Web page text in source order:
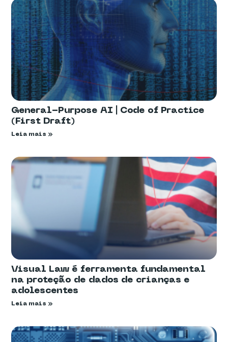
General-Purpose AI | Code of Practice
(First Draft)
Leia mais »
Visual Law é ferramenta fundamental
na proteção de dados de crianças e
adolescentes
Leia mais »